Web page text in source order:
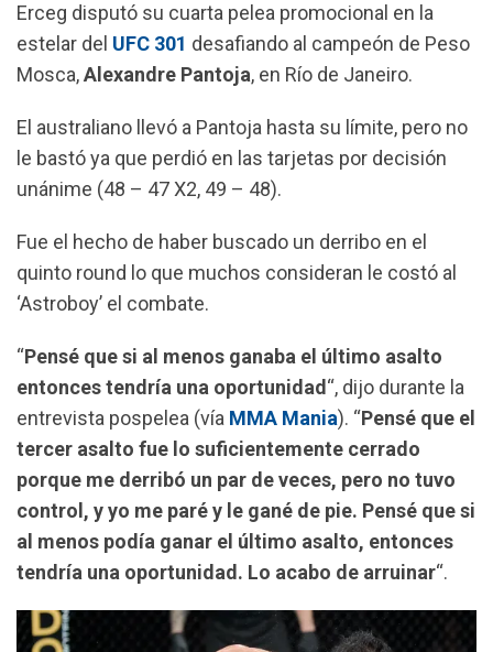
o
k
p
p
a
m
Erceg disputó su cuarta pelea promocional en la
estelar del UFC 301 desafiando al campeón de Peso
Mosca,Alexandre Pantoja, en Río de Janeiro.
El australiano llevó a Pantoja hasta su límite, pero no
le bastó ya que perdió en las tarjetas por decisión
unánime (48 – 47 X2, 49 – 48).
Fue el hecho de haber buscado un derribo en el
quinto round lo que muchos consideran le costó al
‘Astroboy’ el combate.
“Pensé que si al menos ganaba el último asalto
entonces tendría una oportunidad“, dijo durante la
entrevista pospelea (vía MMA Mania). “Pensé que el
tercer asalto fue lo suficientemente cerrado
porque me derribó un par de veces, pero no tuvo
control, y yo me paré y le gané de pie. Pensé que si
al menos podía ganar el último asalto, entonces
tendría una oportunidad. Lo acabo de arruinar“.